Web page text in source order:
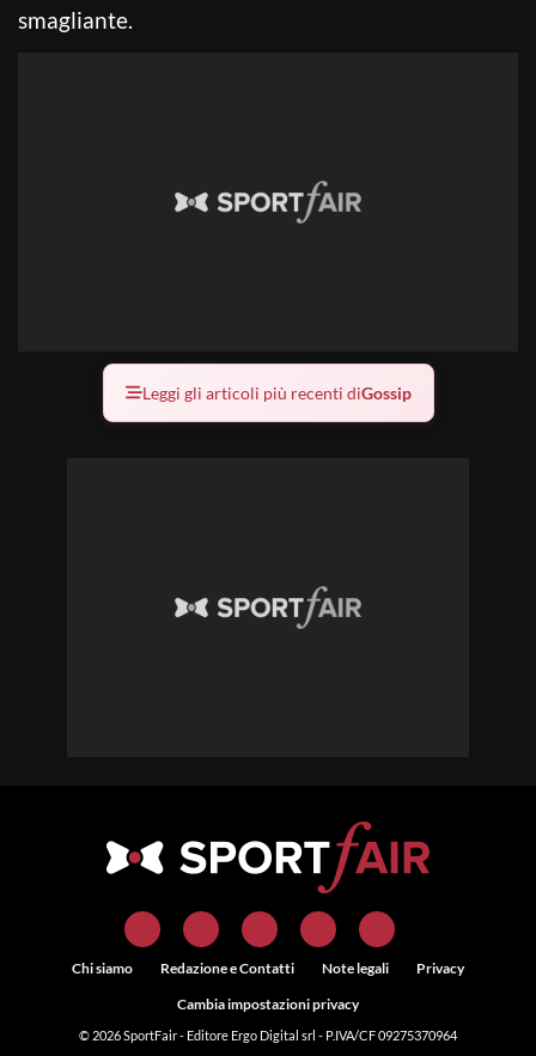
smagliante.
Leggi gli articoli più recenti diGossip
Chi siamo Redazione e Contatti Note legali
Privacy
Cambia impostazioni privacy
© 2026SportFair- Editore Ergo Digital srl - P.IVA/CF 09275370964